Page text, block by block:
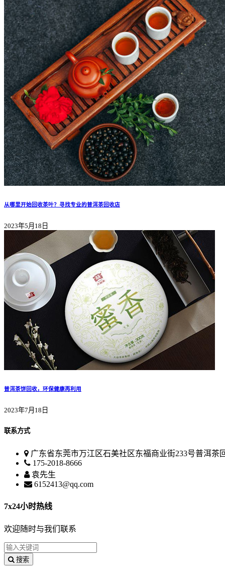
从哪里开始回收茶叶？寻找专业的普洱茶回收店
2023年5月18日
普洱茶饼回收，环保健康再利用
2023年7月18日
联系方式
广东省东莞市万江区石美社区东福商业街233号普洱茶
175-2018-8666
袁先生
6152413@qq.com
7x24小时热线
欢迎随时与我们联系
搜索